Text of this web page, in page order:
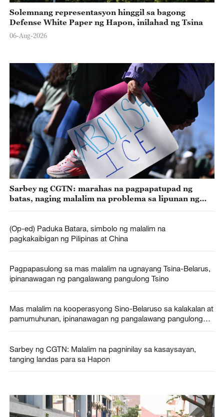
Solemnang representasyon hinggil sa bagong
Defense White Paper ng Hapon, inilahad ng Tsina
06-Aug-2026
Sarbey ng CGTN: marahas na pagpapatupad ng
batas, naging malalim na problema sa lipunan ng
(Op-ed) Paduka Batara, simbolo ng malalim na
pagkakaibigan ng Pilipinas at China
Pagpapasulong sa mas malalim na ugnayang Tsina-Belarus,
ipinanawagan ng pangalawang pangulong Tsino
Mas malalim na kooperasyong Sino-Belaruso sa kalakalan at
pamumuhunan, ipinanawagan ng pangalawang pangulong
Sarbey ng CGTN: Malalim na pagninilay sa kasaysayan,
tanging landas para sa Hapon